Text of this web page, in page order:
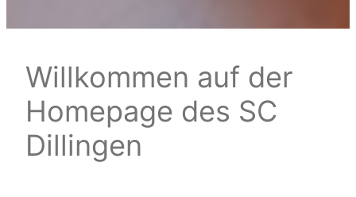
Willkommen auf der
Homepage des SC
Dillingen